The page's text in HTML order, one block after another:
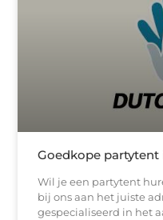
Goedkope partytent
Wil je een partytent
bij ons aan het juiste
gespecialiseerd in het